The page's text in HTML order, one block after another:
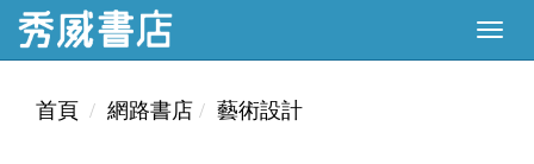
首頁 網路書店 藝術設計